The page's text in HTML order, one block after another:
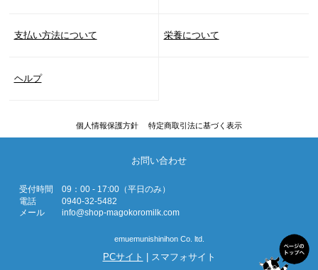
支払い方法について 栄養について
ヘルプ
個人情報保護方針 特定商取引法に基づく表示
お問い合わせ
受付時間
09：00 - 17:00（平日のみ）
電話
0940-32-5482
メール
info@shop-magokoromilk.com
emuemunishinihon Co. ltd.
PCサイト | スマフォサイト